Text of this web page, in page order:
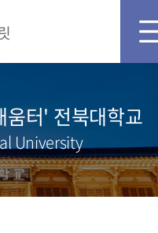
움터' 전북대학교
University